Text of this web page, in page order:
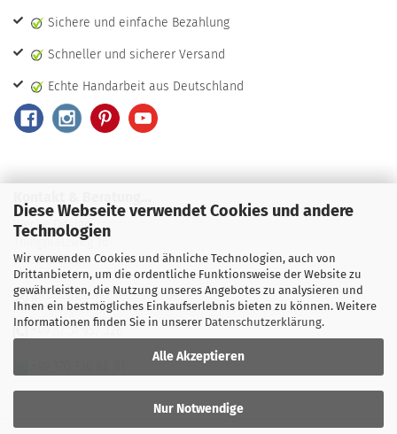
Diese Webseite verwendet Cookies und andere
Technologien
Wir verwenden Cookies und ähnliche Technologien, auch von
Drittanbietern, um die ordentliche Funktionsweise der Website zu
gewährleisten, die Nutzung unseres Angebotes zu analysieren und
Ihnen ein bestmögliches Einkaufserlebnis bieten zu können. Weitere
Informationen finden Sie in unserer Datenschutzerklärung.
Alle Akzeptieren
Nur Notwendige
Sichere und einfache Bezahlung
Schneller und sicherer Versand
Echte Handarbeit aus Deutschland
Wecke Design
Thingplatzweg 16
31737 Rinteln
airbrush@weckedesign.de
+49 57 51 957 326